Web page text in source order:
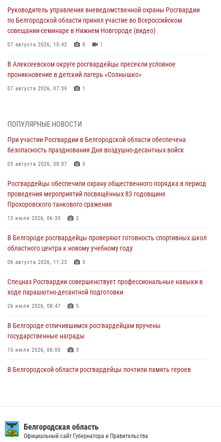
Руководитель управления вневедомственной охраны Росгвардии
по Белгородской области принял участие во Всероссийском
совещании-семинаре в Нижнем Новгороде (видео)
07 августа 2026, 15:42 8 1
В Алексеевском округе росгвардейцы пресекли условное
проникновение в детский лагерь «Солнышко»
07 августа 2026, 07:39 1
Подвиги героев‑росгвардейцев увековечили в новой музейной
экспозиции белгородского музея‑диорамы «Курская битва.
06 августа 2026, 12:05 3
В Белгороде росгвардейцы проверяют готовность спортивных школ
областного центра к новому учебному году
Росгвардия обеспечила общественную безопасность празднования
83-й годовщины освобождения г. Белгорода от немецко -
06 августа 2026, 06:54 3
Офицеры Росгвардии и ветераны войск правопорядка почтили
05 августа 2026, 17:12 2
ПОПУЛЯРНЫЕ НОВОСТИ
При участии Росгвардии в Белгородской области обеспечена
безопасность празднования Дня воздушно-десантных войск
03 августа 2026, 08:07 5
Росгвардейцы обеспечили охрану общественного порядка в период
проведения мероприятий посвящённых 83 годовщине
Прохоровского танкового сражения
13 июля 2026, 06:35 2
В Белгороде росгвардейцы проверяют готовность спортивных школ
областного центра к новому учебному году
06 августа 2026, 11:23 3
Спецназ Росгвардии совершенствует профессиональные навыки в
ходе парашютно-десантной подготовки
26 июля 2026, 08:47 5
В Белгороде отличившимся росгвардейцам вручены
государственные награды
15 июля 2026, 06:00 3
В Белгородской области росгвардейцы почтили память героев
беседу по профилактике аварийности
09 июля 2026, 10:07
Белгородская область
Официальный сайт Губернатора и Правительства